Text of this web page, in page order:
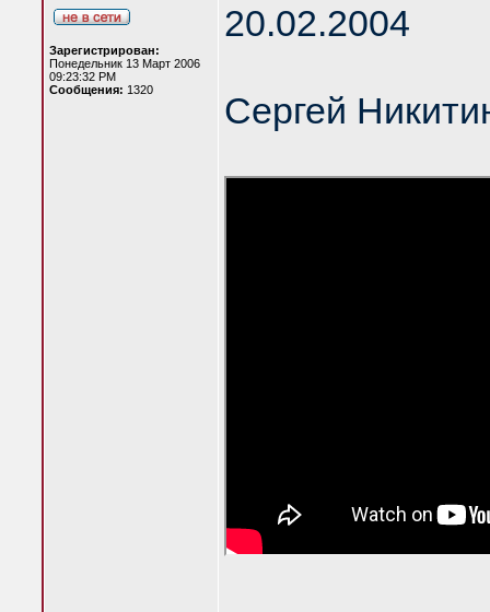
Зарегистрирован:
Понедельник 13 Март 2006
09:23:32 PM
Сообщения: 1320
20.02.2004
Сергей